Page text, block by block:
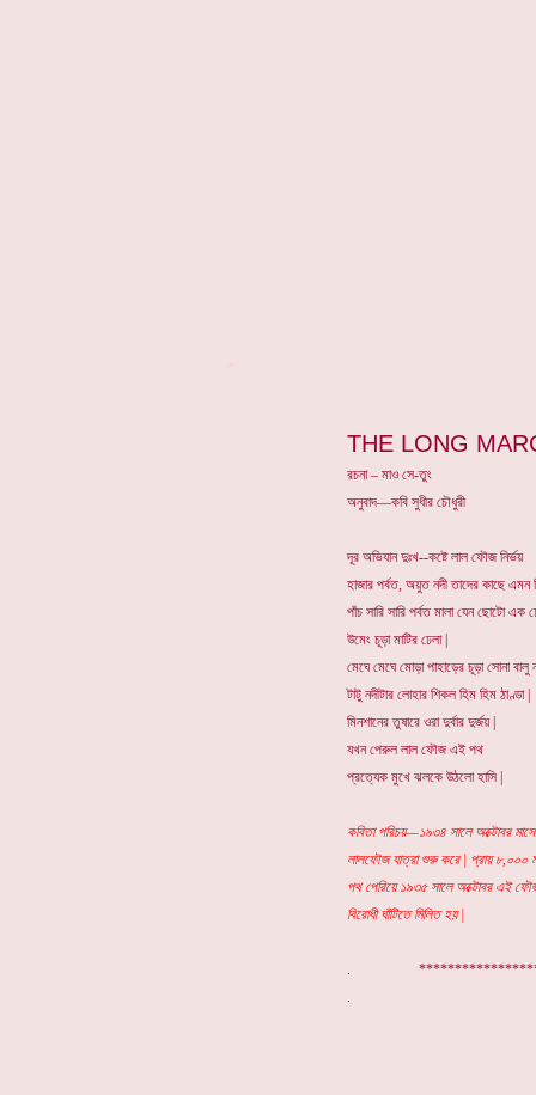
THE LONG
রচনা – মাও সে-তুং
অনুবাদ—কবি সুধীর চৌধুরী
দূর অভিযান দুঃখ--কষ্টে লাল ফৌজ নির্ভয়
হাজার পর্বত, অয়ুত নদী তাদের কাছে এমন
পাঁচ সারি সারি পর্বত মালা যেন ছোটো এক
উমেং চূড়া মাটির ঢেলা |
মেঘে মেঘে মোড়া পাহাড়ের চূড়া সোনা বালু
টাটু নদীটার লোহার শিকল হিম হিম ঠাণ্ডা |
মিনশানের তুষারে ওরা দুর্বার দুর্জয় |
যখন পেরুল লাল ফৌজ এই পথ
প্রত্যেক মুখে ঝলকে উঠলো হাসি |
কবিতা পরিচয়—১৯৩৪ সালে অক্টোবর মাসে
লালফৌজ যাত্রা শুরু করে | প্রায় ৮,০০০
পথ পেরিয়ে ১৯৩৫ সালে অক্টোবর এই
বিরোধী ঘাঁটিতে মিলিত হয় |
.